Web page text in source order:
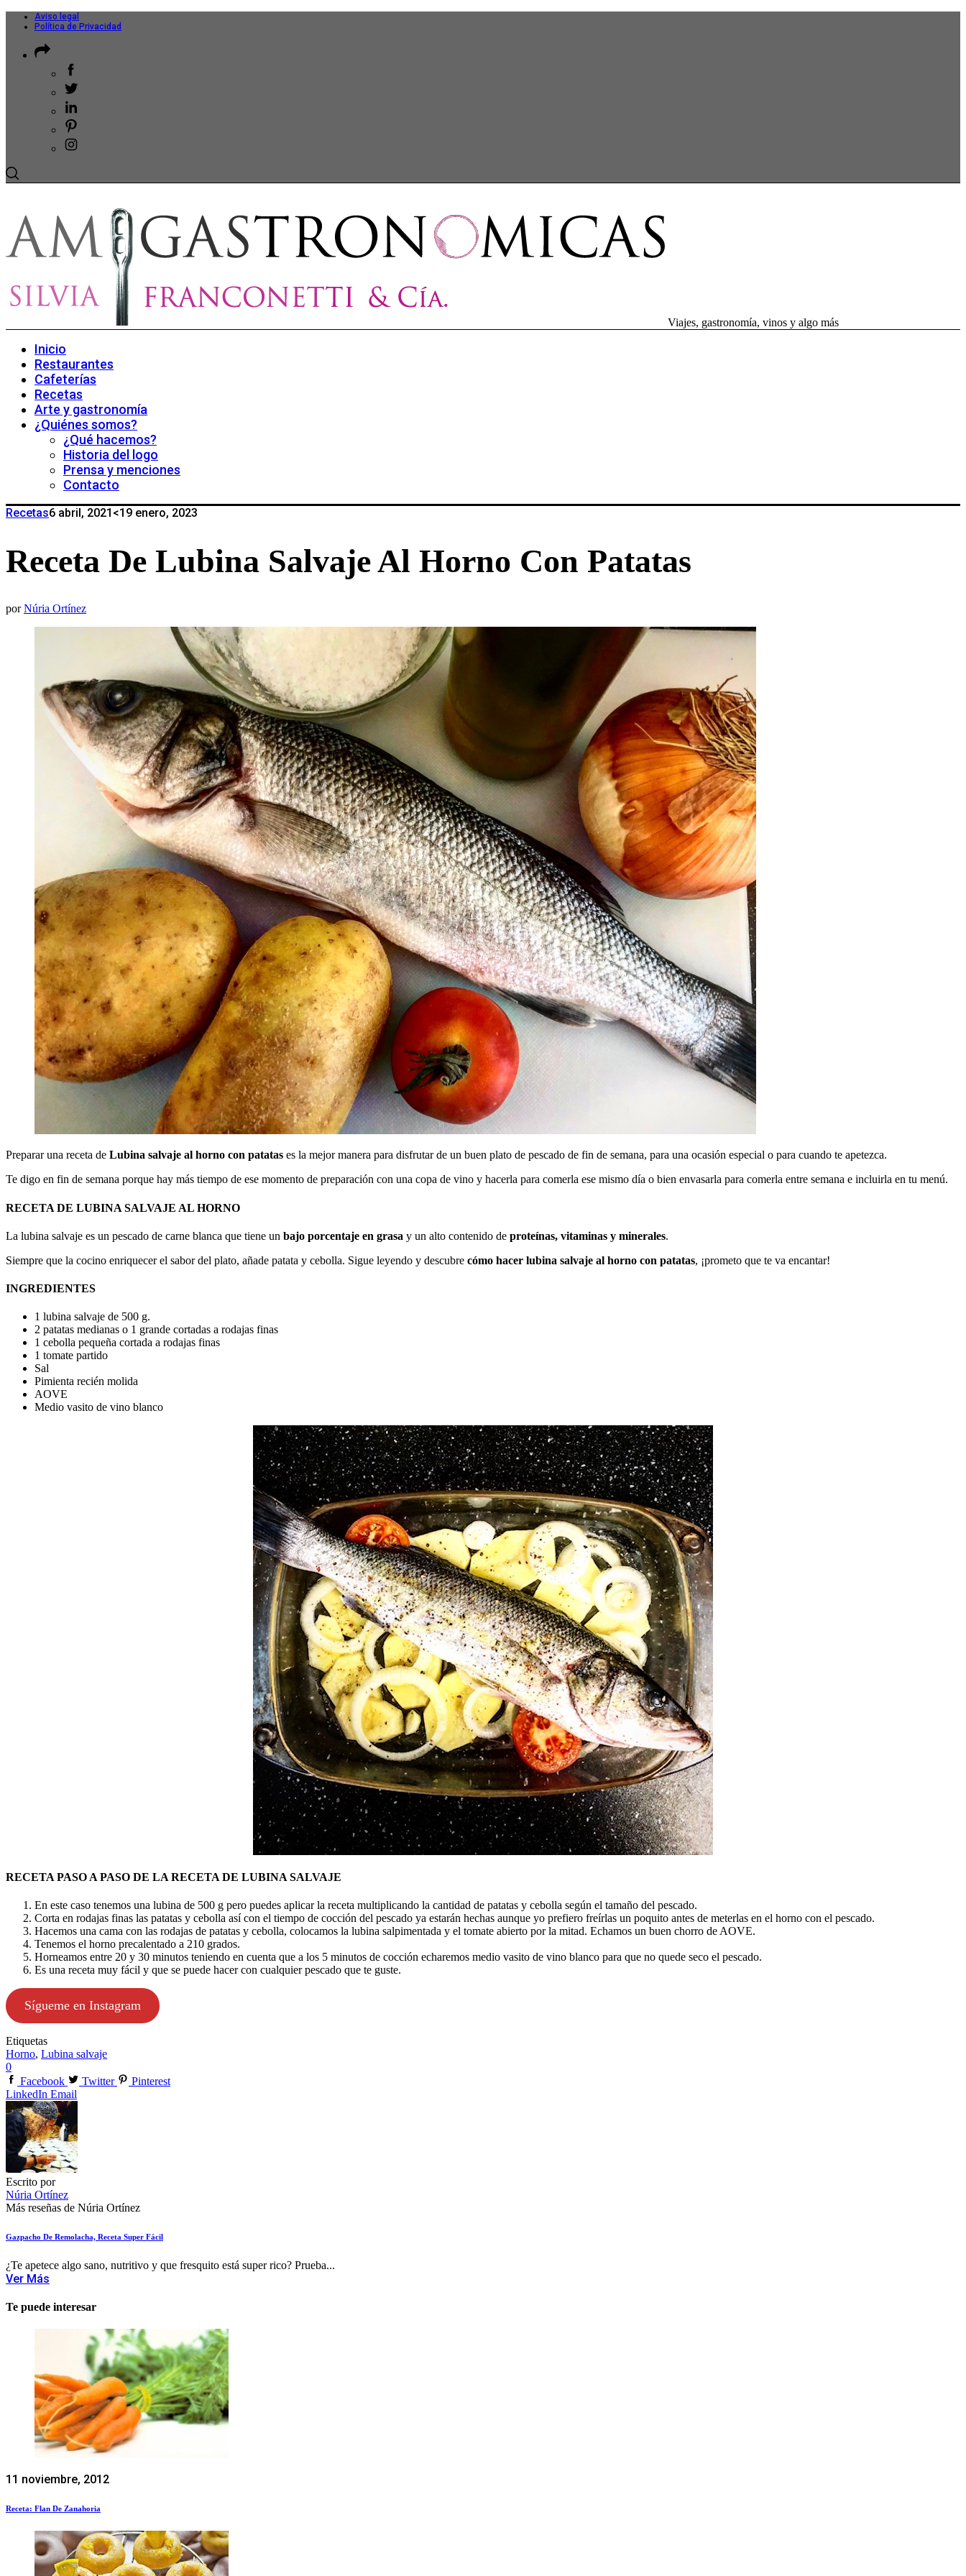
Aviso legal
Política de Privacidad
Viajes, gastronomía, vinos y algo más
Inicio
Restaurantes
Cafeterías
Recetas
Arte y gastronomía
¿Quiénes somos?
¿Qué hacemos?
Historia del logo
Prensa y menciones
Contacto
Recetas6 abril, 2021 <19 enero, 2023
Receta De Lubina Salvaje Al Horno Con Patatas
por Núria Ortínez
Preparar una receta de Lubina salvaje al horno con patatas es la mejor manera para disfrutar de un buen plato de pescado de fin de semana, para una ocasión especial o para cuando te apetezca.
Te digo en fin de semana porque hay más tiempo de ese momento de preparación con una copa de vino y hacerla para comerla ese mismo día o bien envasarla para comerla entre semana e incluirla en tu menú.
RECETA DE LUBINA SALVAJE AL HORNO
La lubina salvaje es un pescado de carne blanca que tiene un bajo porcentaje en grasa y un alto contenido de proteínas, vitaminas y minerales.
Siempre que la cocino enriquecer el sabor del plato, añade patata y cebolla. Sigue leyendo y descubre cómo hacer lubina salvaje al horno con patatas, ¡prometo que te va encantar!
INGREDIENTES
1 lubina salvaje de 500 g.
2 patatas medianas o 1 grande cortadas a rodajas finas
1 cebolla pequeña cortada a rodajas finas
1 tomate partido
Sal
Pimienta recién molida
AOVE
Medio vasito de vino blanco
RECETA PASO A PASO DE LA RECETA DE LUBINA SALVAJE
En este caso tenemos una lubina de 500 g pero puedes aplicar la receta multiplicando la cantidad de patatas y cebolla según el tamaño del pescado.
Corta en rodajas finas las patatas y cebolla así con el tiempo de cocción del pescado ya estarán hechas aunque yo prefiero freírlas un poquito antes de meterlas en el horno con el pescado.
Hacemos una cama con las rodajas de patatas y cebolla, colocamos la lubina salpimentada y el tomate abierto por la mitad. Echamos un buen chorro de AOVE.
Tenemos el horno precalentado a 210 grados.
Horneamos entre 20 y 30 minutos teniendo en cuenta que a los 5 minutos de cocción echaremos medio vasito de vino blanco para que no quede seco el pescado.
Es una receta muy fácil y que se puede hacer con cualquier pescado que te guste.
Sígueme en Instagram
Etiquetas
Horno, Lubina salvaje
0
Facebook
Twitter
Pinterest
LinkedIn Email
Escrito por
Núria Ortínez
Más reseñas de Núria Ortínez
Gazpacho De Remolacha, Receta Super Fácil
¿Te apetece algo sano, nutritivo y que fresquito está super rico? Prueba...
Ver Más
Te puede interesar
11 noviembre, 2012
Receta: Flan De Zanahoria